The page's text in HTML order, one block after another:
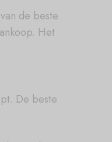
de beste
Het
De beste